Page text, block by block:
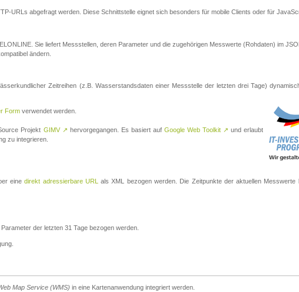
URLs abgefragt werden. Diese Schnittstelle eignet sich besonders für mobile Clients oder für
Sie liefert Messstellen, deren Parameter und die zugehörigen Messwerte (Rohdaten) im
ändern.
Zeitreihen (z.B. Wasserstandsdaten einer Messstelle der letzten drei Tage)
Form verwendet werden.
Projekt GIMV ↗ hervorgegangen. Es basiert auf Google Web Toolkit ↗ und erlaubt
zu integrieren.
einedirekt adressierbare URL
als XML bezogen werden. Die Zeitpunkte der aktuellen Messwerte
der letzten 31 Tage bezogen werden.
Map Service (WMS) in eine Kartenanwendung integriert werden.